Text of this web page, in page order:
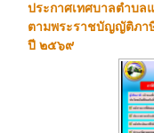
ประกาศเทศบาลตำบล
ตามพระราชบัญญัติภา
ปี ๒๕๖๙